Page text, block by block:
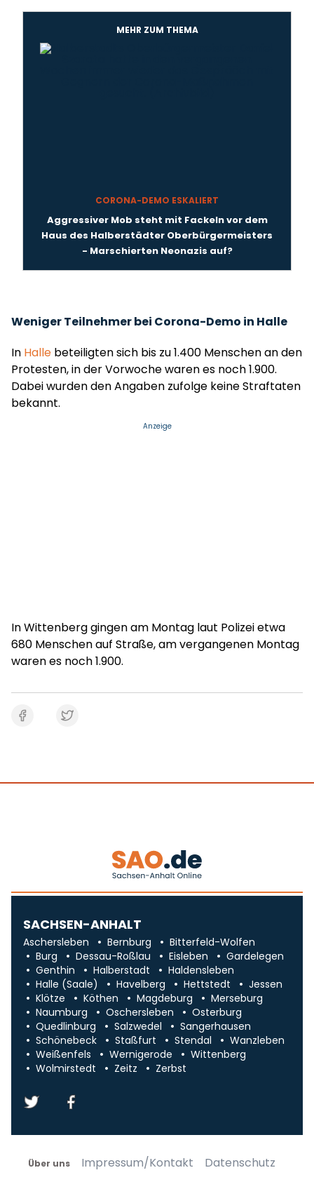
MEHR ZUM THEMA
CORONA-DEMO ESKALIERT
Aggressiver Mob steht mit Fackeln vor dem
Haus des Halberstädter Oberbürgermeisters
- Marschierten Neonazis auf?
Weniger Teilnehmer bei Corona-Demo in Halle
In Halle beteiligten sich bis zu 1.400 Menschen an den
Protesten, in der Vorwoche waren es noch 1.900.
Dabei wurden den Angaben zufolge keine Straftaten
bekannt.
Anzeige
In Wittenberg gingen am Montag laut Polizei etwa
680 Menschen auf Straße, am vergangenen Montag
waren es noch 1.900.
SACHSEN-ANHALT
Aschersleben Bernburg
Bitterfeld-Wolfen
Burg
Dessau-Roßlau Eisleben
Gardelegen
Genthin
Halberstadt
Haldensleben
Halle (Saale)
Havelberg Hettstedt
Jessen
Klötze
Köthen Magdeburg
Merseburg
Naumburg
Oschersleben
Osterburg
Quedlinburg
Salzwedel
Sangerhausen
Schönebeck
Staßfurt Stendal
Wanzleben
Weißenfels
Wernigerode
Wittenberg
Wolmirstedt
Zeitz Zerbst
Über uns Impressum/Kontakt
Datenschutz